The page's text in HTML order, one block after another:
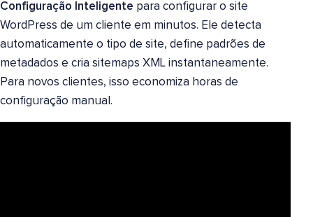
Configuração Inteligente para configurar o site
WordPress de um cliente em minutos. Ele detecta
automaticamente o tipo de site, define padrões de
metadados e cria sitemaps XML instantaneamente.
Para novos clientes, isso economiza horas de
configuração manual.